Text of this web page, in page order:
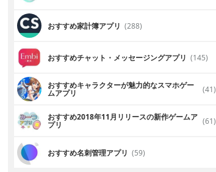
おすすめ家計簿アプリ (288)
おすすめチャット・メッセージングアプリ (145)
おすすめキャラクターが魅力的なスマホゲー
ムアプリ (41)
おすすめ2018年11月リリースの新作ゲームア
プリ (61)
おすすめ名刺管理アプリ (59)